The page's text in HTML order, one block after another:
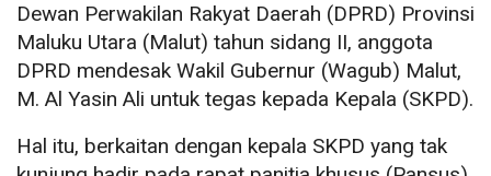
Dewan Perwakilan Rakyat Daerah (DPRD) Provinsi
Maluku Utara (Malut) tahun sidang II, anggota
DPRD mendesak Wakil Gubernur (Wagub) Malut,
M. Al Yasin Ali untuk tegas kepada Kepala (SKPD).
Hal itu, berkaitan dengan kepala SKPD yang tak